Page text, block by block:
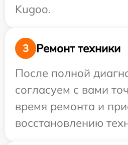
Kugoo.
3
Ремонт техники
После полной
согласуем с вами
время ремонта и
восстановлению